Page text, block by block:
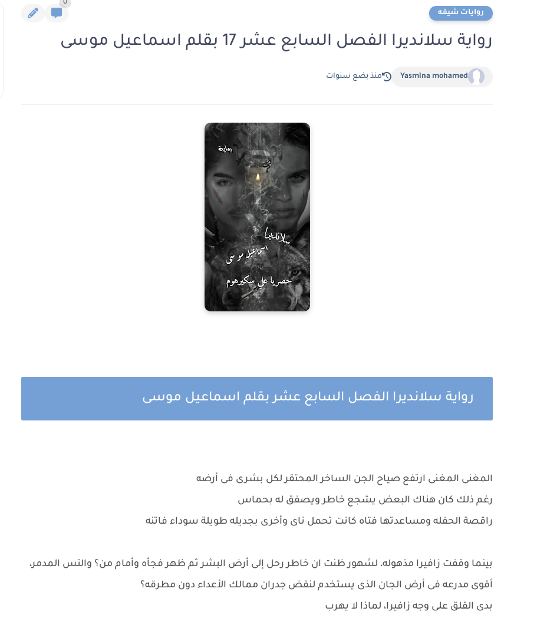
روايات شيقه
0
رواية سلانديرا الفصل السابع عشر 17 بقلم اسماعيل موسى
Yasmina mohamed منذ بضع سنوات
رواية سلانديرا الفصل السابع عشر بقلم اسماعيل موسى
المغنى المغنى ارتفع صياح الجن الساخر المحتقر لكل بشرى فى أرضه
رغم ذلك كان هناك البعض يشجع خاطر ويصفق له بحماس
راقصة الحفله ومساعدتها فتاه كانت تحمل ناى وأخرى بجديله طويلة سوداء فاتنه
بينما وقفت زافيرا مذهوله، لشهور ظنت ان خاطر رحل إلى أرض البشر ثم ظهر فجأه وأمام من؟ والتس المدمر،
أقوى مدرعه فى أرض الجان الذى يستخدم لنقض جدران ممالك الأعداء دون مطرقه؟
بدى القلق على وجه زافيرا، لماذا لا يهرب